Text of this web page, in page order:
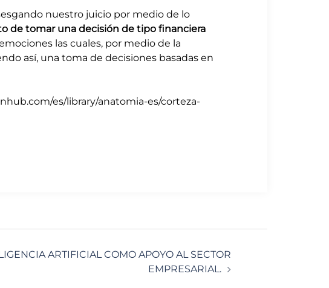
nuestro juicio por medio de lo
de tomar una decisión de tipo financiera
las cuales, por medio de la
así, una toma de decisiones basadas en
es/library/anatomia-es/corteza-
ARTIFICIAL COMO APOYO AL SECTOR
EMPRESARIAL.